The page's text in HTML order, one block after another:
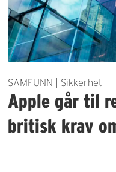
SAMFUNN | Sikkerhet
Apple går til
britisk krav